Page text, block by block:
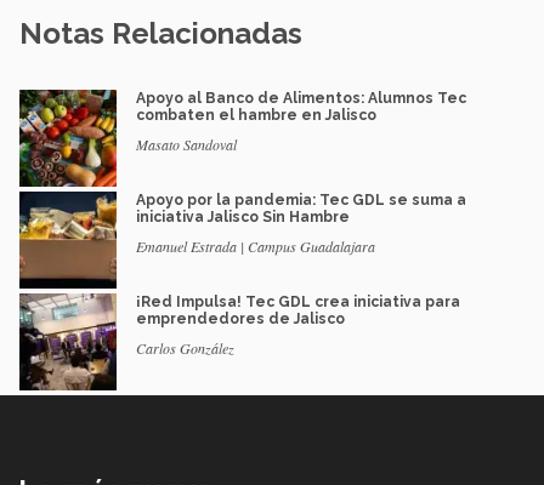
Notas Relacionadas
Apoyo al Banco de Alimentos: Alumnos Tec
combaten el hambre en Jalisco
Masato Sandoval
Apoyo por la pandemia: Tec GDL se suma a
iniciativa Jalisco Sin Hambre
Emanuel Estrada | Campus Guadalajara
¡Red Impulsa! Tec GDL crea iniciativa para
emprendedores de Jalisco
Carlos González